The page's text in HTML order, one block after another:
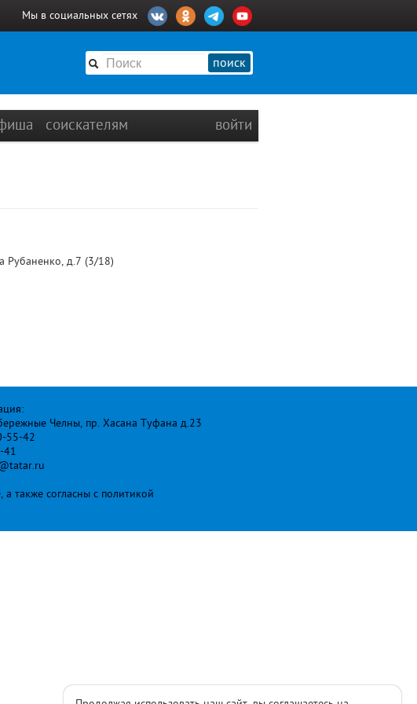
Мы в социальных сетях
поиск
соискателям войти
Рубаненко, д.7 (3/18)
Челны, пр. Хасана Туфана д.23
55-42
41
также согласны с политикой